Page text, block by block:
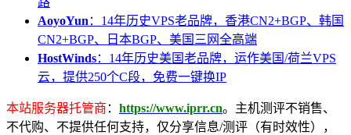
AoyoYun ：14年历史VPS老品牌，香港CN2+BGP、韩国
CN2+BGP、日本BGP、美国三网全高端
HostWinds：14年历史美国老品牌，运作美国/荷兰VPS
云，提供250个C段，免费一键换IP
本站服务器托管商 ： https://www.iprr.cn。主机测评不销售、
不代购、不提供任何支持，仅分享信息/测评（有时效性），